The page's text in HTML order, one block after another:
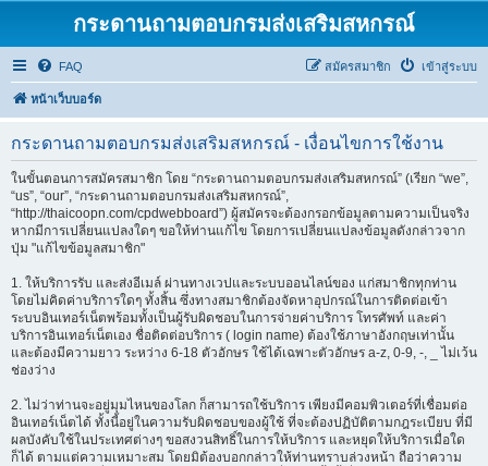
กระดานถามตอบกรมส่งเสริมสหกรณ์
FAQ เข้าสู่ระบบ
สมัครสมาชิก
หน้าเว็บบอร์ด
กระดานถามตอบกรมส่งเสริมสหกรณ์ - เงื่อนไขการใช้งาน
ในขั้นตอนการสมัครสมาชิก โดย “กระดานถามตอบกรมส่งเสริมสหกรณ์” (เรียก “we”,
“us”, “our”, “กระดานถามตอบกรมส่งเสริมสหกรณ์”,
“http://thaicoopn.com/cpdwebboard”) ผู้สมัครจะต้องกรอกข้อมูลตามความเป็นจริง
หากมีการเปลี่ยนแปลงใดๆ ขอให้ท่านแก้ไข โดยการเปลี่ยนแปลงข้อมูลดังกล่าวจาก
ปุ่ม "แก้ไขข้อมูลสมาชิก"
1. ให้บริการรับ และส่งอีเมล์ ผ่านทางเวปและระบบออนไลน์ของ แก่สมาชิกทุกท่าน
โดยไม่คิดค่าบริการใดๆ ทั้งสิ้น ซึ่งทางสมาชิกต้องจัดหาอุปกรณ์ในการติดต่อเข้า
ระบบอินเทอร์เน็ตพร้อมทั้งเป็นผู้รับผิดชอบในการจ่ายค่าบริการ โทรศัพท์ และค่า
บริการอินเทอร์เน็ตเอง ชื่อติดต่อบริการ ( login name) ต้องใช้ภาษาอังกฤษเท่านั้น
และต้องมีความยาว ระหว่าง 6-18 ตัวอักษร ใช้ได้เฉพาะตัวอักษร a-z, 0-9, -, _ ไม่เว้น
ช่องว่าง
2. ไม่ว่าท่านจะอยู่มุมไหนของโลก ก็สามารถใช้บริการ เพียงมีคอมพิวเตอร์ที่เชื่อมต่อ
อินเทอร์เน็ตได้ ทั้งนี้อยู่ในความรับผิดชอบของผู้ใช้ ที่จะต้องปฏิบัติตามกฎระเบียบ ที่มี
ผลบังคับใช้ในประเทศต่างๆ ขอสงวนสิทธิ์ในการให้บริการ และหยุดให้บริการเมื่อใด
ก็ได้ ตามแต่ความเหมาะสม โดยมิต้องบอกกล่าวให้ท่านทราบล่วงหน้า ถือว่าความ